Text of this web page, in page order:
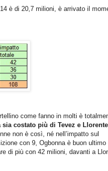
è di 20,7 milioni, è arrivato il
come fanno in molti è
sia costato più di Tevez e Llorente
non è così, né nell’impatto sul
con 9, Ogbonna è buon ultimo
di più con 42 milioni, davanti a